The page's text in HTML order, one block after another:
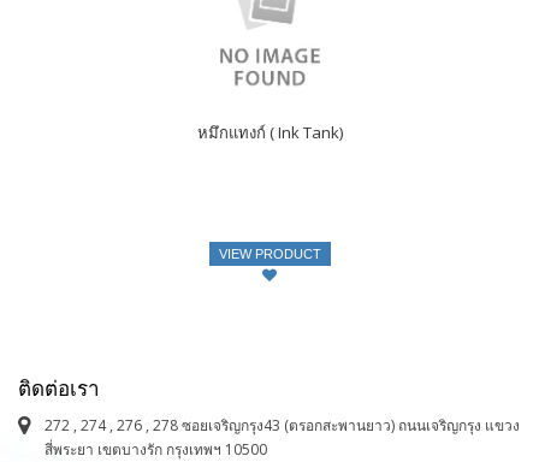
หมึกแทงก์ ( Ink Tank)
VIEW PRODUCT
ติดต่อเรา
272 , 274 , 276 , 278 ซอยเจริญกรุง43 (ตรอกสะพานยาว) ถนนเจริญกรุง แขวง
สี่พระยา เขตบางรัก กรุงเทพฯ 10500